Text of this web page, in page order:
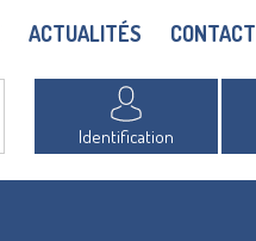
ACTUALITÉS CONTACT
Identification